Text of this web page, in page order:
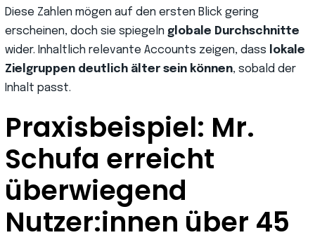
Diese Zahlen mögen auf den ersten Blick gering
erscheinen, doch sie spiegeln globale Durchschnitte
wider. Inhaltlich relevante Accounts zeigen, dass
lokale
Zielgruppen deutlich älter sein können, sobald der
Inhalt passt.
Praxisbeispiel: Mr.
Schufa erreicht
überwiegend
Nutzer:innen über 45